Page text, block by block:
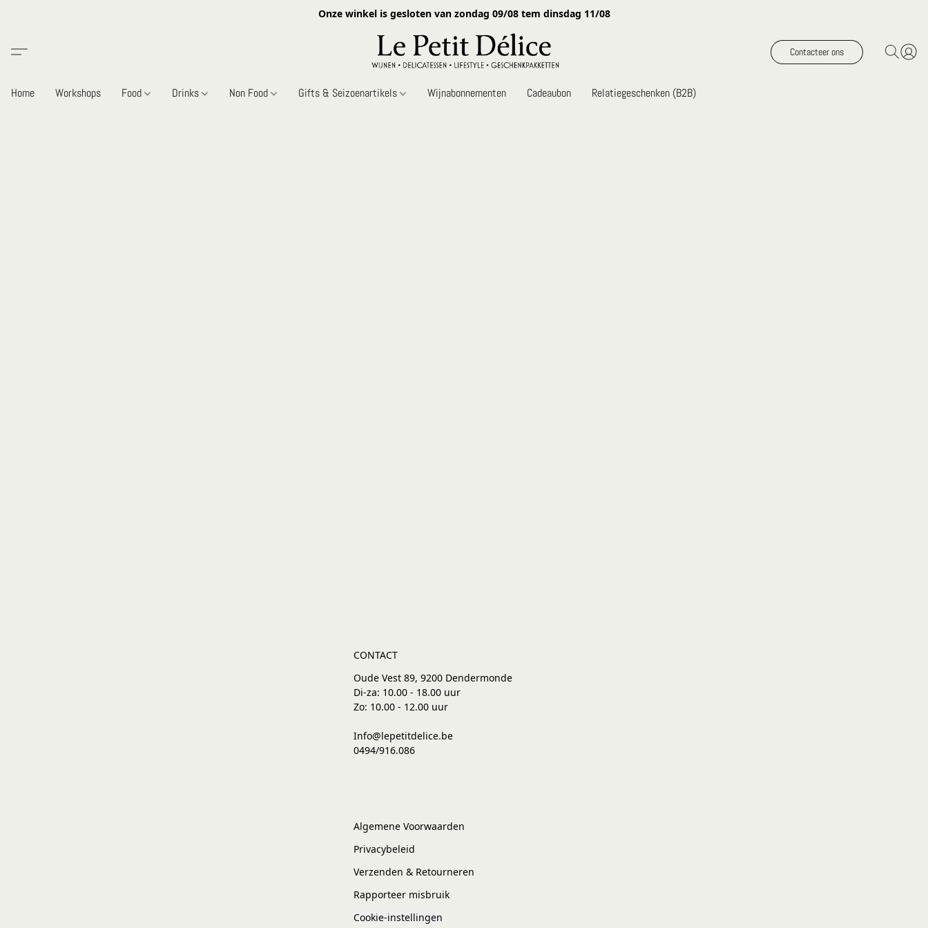
Onze winkel is gesloten van zondag 09/08 tem dinsdag 11/08
Contacteer ons
Home Workshops Food Drinks Non Food Gifts & Seizoenartikels Wijnabonnementen Cadeaubon Relatiegeschenken (B2B)
CONTACT
Oude Vest 89, 9200 Dendermonde
Di-za: 10.00 - 18.00 uur
Zo: 10.00 - 12.00 uur
Info@lepetitdelice.be
0494/916.086
Algemene Voorwaarden
Privacybeleid
Verzenden & Retourneren
Rapporteer misbruik
Cookie-instellingen